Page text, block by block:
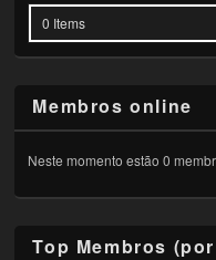
0 Items
Membros online
Neste momento estão 0
Top Membros